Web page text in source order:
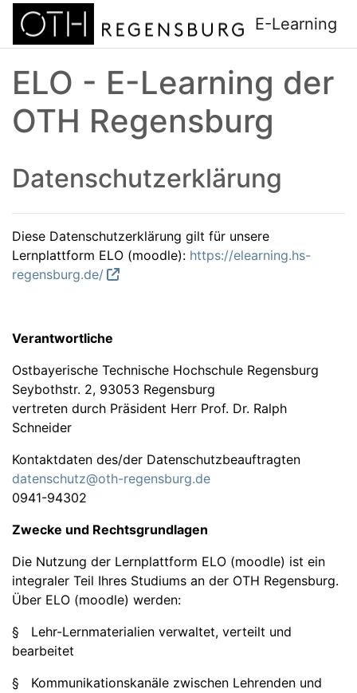
Zum Hauptinhalt
E-Learning
ELO - E-Learning der
OTH Regensburg
Datenschutzerklärung
Diese Datenschutzerklärung gilt für unsere
Lernplattform ELO (moodle): https://elearning.hs-
regensburg.de/
Verantwortliche
Ostbayerische Technische Hochschule Regensburg
Seybothstr. 2, 93053 Regensburg
vertreten durch Präsident Herr Prof. Dr. Ralph
Schneider
Kontaktdaten des/der Datenschutzbeauftragten
datenschutz@oth-regensburg.de
0941-94302
Zwecke und Rechtsgrundlagen
Die Nutzung der Lernplattform ELO (moodle) ist ein
integraler Teil Ihres Studiums an der OTH Regensburg.
Über ELO (moodle) werden:
§ Lehr-Lernmaterialien verwaltet, verteilt und
bearbeitet
§ Kommunikationskanäle zwischen Lehrenden und